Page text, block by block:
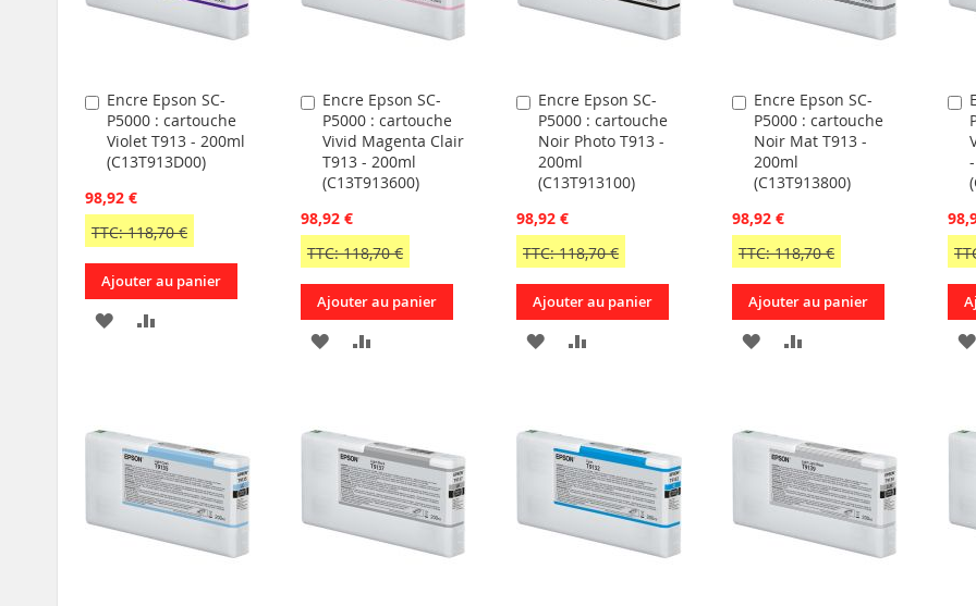
Encre Epson SC-
P5000 : cartouche
Violet T913 - 200ml
(C13T913D00)
98,92 €
TTC: 118,70 €
Ajouter
au
panier
Ajouter au panier
AJOUTER
LISTE
D’ENVIE
Encre Epson SC-
P5000 : cartouche
Vivid Magenta Clair
T913 - 200ml
(C13T913600)
98,92 €
TTC: 118,70 €
Ajouter
au
panier
Ajouter au panier
AJOUTER
LISTE
D’ENVIE
Encre Epson SC-
P5000 : cartouche
Noir Photo T913 -
200ml
(C13T913100)
98,92 €
TTC: 118,70 €
Ajouter
au
panier
Ajouter au panier
AJOUTER
LISTE
D’ENVIE
Encre Epson SC-
P5000 : cartouche
Noir Mat T913 -
200ml
(C13T913800)
98,92 €
TTC: 118,70 €
Ajouter
au
panier
Ajouter au panier
AJOUTER
LISTE
D’ENVIE